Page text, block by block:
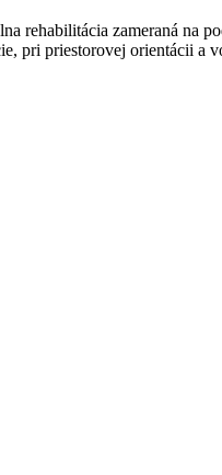
rehabilitácia zameraná na
pri priestorovej orientácii a